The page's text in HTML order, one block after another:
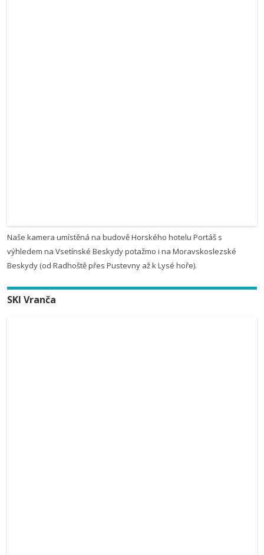
Naše kamera umístěná na budově Horského hotelu Portáš s
výhledem na Vsetínské Beskydy potažmo i na Moravskoslezské
Beskydy (od Radhoště přes Pustevny až k Lysé hoře).
SKI Vranča